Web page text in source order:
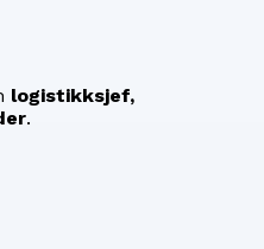
logistikksjef,
.